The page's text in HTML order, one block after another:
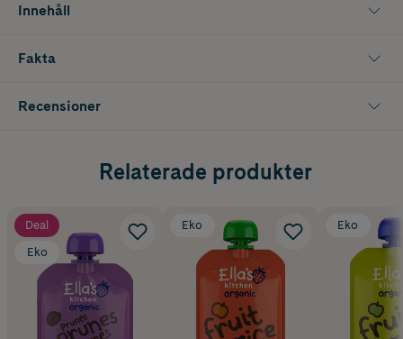
Innehåll
Fakta
Recensioner
Relaterade produkter
Deal
Eko
Eko Eko